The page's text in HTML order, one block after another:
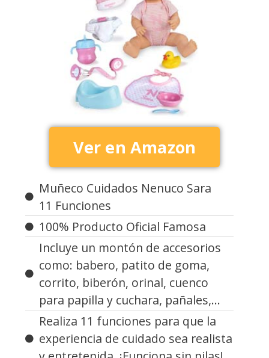
Ver en Amazon
Muñeco Cuidados Nenuco Sara
11 Funciones
100% Producto Oficial Famosa
Incluye un montón de accesorios
como: babero, patito de goma,
corrito, biberón, orinal, cuenco
para papilla y cuchara, pañales,...
Realiza 11 funciones para que la
experiencia de cuidado sea realista